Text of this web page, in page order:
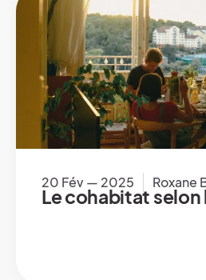
20 Fév — 2025 Roxane
Le cohabitat selon